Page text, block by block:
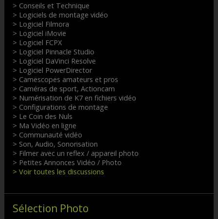
> Conseils et Technique
> Logiciels de montage vidéo
> Logiciel Filmora
> Logiciel iMovie
> Logiciel FCPX
> Logiciel Pinnacle Studio
> Logiciel DaVinci Resolve
> Logiciel PowerDirector
> Camescopes amateurs et pros
> Caméras de sport, Actioncam
> Numérisation de K7 en fichiers vidéo
> Configurations de montage
> Le Coin des Nuls
> Ma Vidéo en ligne
> Communauté vidéo
> Son, Audio, Sonorisation
> Filmer avec un reflex / appareil photo
> Petites Annonces Vidéo / Photo
> Voir toutes les discussions
Sélection Photo